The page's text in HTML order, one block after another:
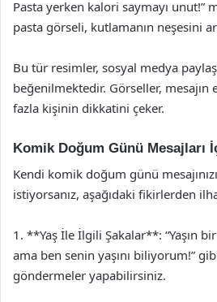
Pasta yerken kalori saymayı unut!”
pasta görseli, kutlamanın neşesini
Bu tür resimler, sosyal medya
beğenilmektedir. Görseller, mesajın
fazla kişinin dikkatini çeker.
Komik Doğum Günü Mesajları
Kendi komik doğum günü
istiyorsanız, aşağıdaki fikirlerden
1. **Yaş İle İlgili Şakalar**: “Yaşın
ama ben senin yaşını biliyorum!”
göndermeler yapabilirsiniz.